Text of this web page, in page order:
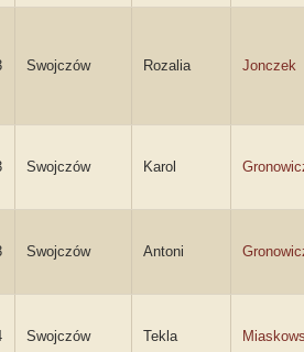
Swojczów Rozalia Jonczek
Swojczów Karol
Swojczów Antoni
Swojczów Tekla